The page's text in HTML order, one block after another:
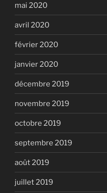
mai 2020
avril 2020
février 2020
janvier 2020
décembre 2019
novembre 2019
octobre 2019
septembre 2019
août 2019
juillet 2019